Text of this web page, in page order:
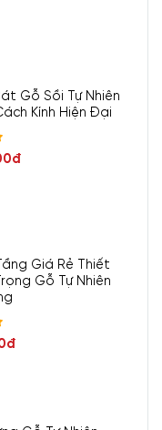
Gỗ Sồi Tự Nhiên
Kính Hiện Đại
Giá Rẻ Thiết
Gỗ Tự Nhiên